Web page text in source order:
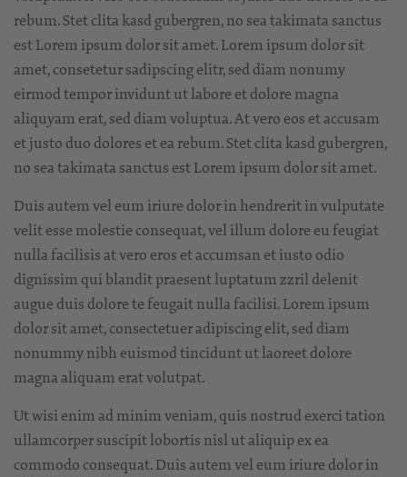
rebum. Stet clita kasd gubergren, no sea takimata sanctus
est Lorem ipsum dolor sit amet. Lorem ipsum dolor sit
amet, consetetur sadipscing elitr, sed diam nonumy
eirmod tempor invidunt ut labore et dolore magna
aliquyam erat, sed diam voluptua. At vero eos et accusam
et justo duo dolores et ea rebum. Stet clita kasd gubergren,
no sea takimata sanctus est Lorem ipsum dolor sit amet.
Duis autem vel eum iriure dolor in hendrerit in vulputate
velit esse molestie consequat, vel illum dolore eu feugiat
nulla facilisis at vero eros et accumsan et iusto odio
dignissim qui blandit praesent luptatum zzril delenit
augue duis dolore te feugait nulla facilisi. Lorem ipsum
dolor sit amet, consectetuer adipiscing elit, sed diam
nonummy nibh euismod tincidunt ut laoreet dolore
magna aliquam erat volutpat.
Ut wisi enim ad minim veniam, quis nostrud exerci tation
ullamcorper suscipit lobortis nisl ut aliquip ex ea
commodo consequat. Duis autem vel eum iriure dolor in